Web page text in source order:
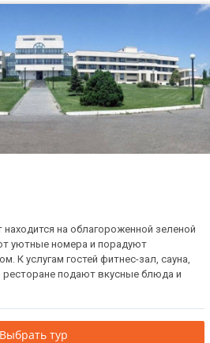
на облагороженной зеленой
уютные номера и порадуют
К услугам гостей фитнес-зал, сауна,
ресторане подают вкусные блюда и
Выбрать тур